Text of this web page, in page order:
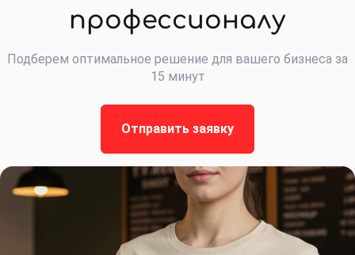
профессионалу
Подберем оптимальное решение для вашего бизнеса за
15 минут
Отправить заявку